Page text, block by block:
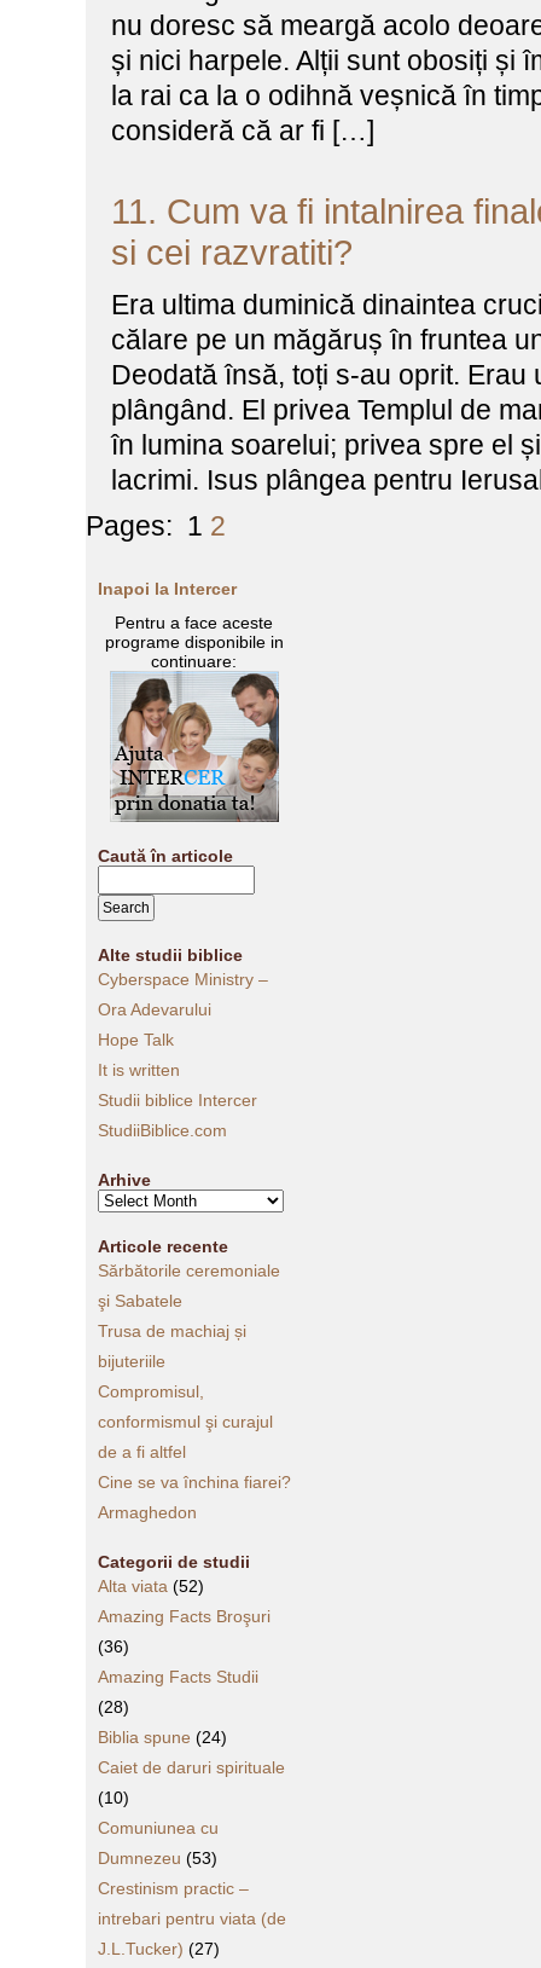
nu doresc să meargă acolo
și nici harpele. Alții sunt obosiți și
la rai ca la o odihnă veșnică în
consideră că ar fi […]
11. Cum va fi intalnirea
si cei razvratiti?
Era ultima duminică dinaintea
călare pe un măgăruș în fruntea
Deodată însă, toți s-au oprit. Erau
plângând. El privea Templul de
în lumina soarelui; privea spre el
lacrimi. Isus plângea pentru
Pages: 1 2
Inapoi la Intercer
Pentru a face aceste
programe disponibile in
continuare:
Caută în articole
Alte studii biblice
Cyberspace Ministry –
Ora Adevarului
Hope Talk
It is written
Studii biblice Intercer
StudiiBiblice.com
Arhive
Arhive
Articole recente
Sărbătorile ceremoniale
şi Sabatele
Trusa de machiaj și
bijuteriile
Compromisul,
conformismul şi curajul
de a fi altfel
Cine se va închina fiarei?
Armaghedon
Categorii de studii
Alta viata (52)
Amazing Facts Broşuri
(36)
Amazing Facts Studii
(28)
Biblia spune (24)
Caiet de daruri spirituale
(10)
Comuniunea cu
Dumnezeu (53)
Crestinism practic –
intrebari pentru viata (de
J.L.Tucker) (27)